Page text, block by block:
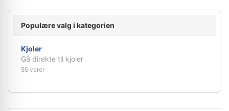
Populære valg i kategorien
Kjoler
Gå direkte til kjoler
55 varer